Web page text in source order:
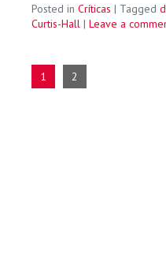
Posted in Críticas | Tagged
Curtis-Hall | Leave a
1 2